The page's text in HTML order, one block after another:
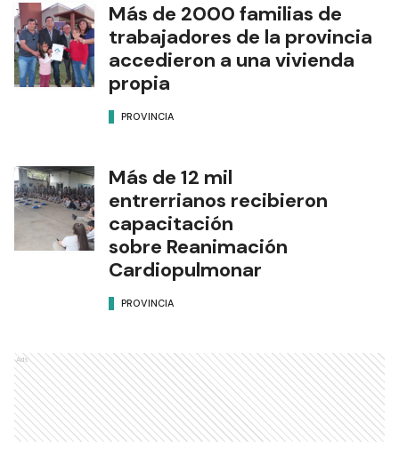
Más de 2000 familias de
trabajadores de la provincia
accedieron a una vivienda
propia
PROVINCIA
Más de 12 mil
entrerrianos recibieron
capacitación
sobre Reanimación
Cardiopulmonar
PROVINCIA
Ads